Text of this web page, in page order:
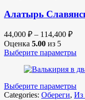
Алатырь
44,000 ₽ – 114,400 ₽
Оценка 5.00 из 5
Выберите параметры
Выберите параметры
Categories: Обереги, Из